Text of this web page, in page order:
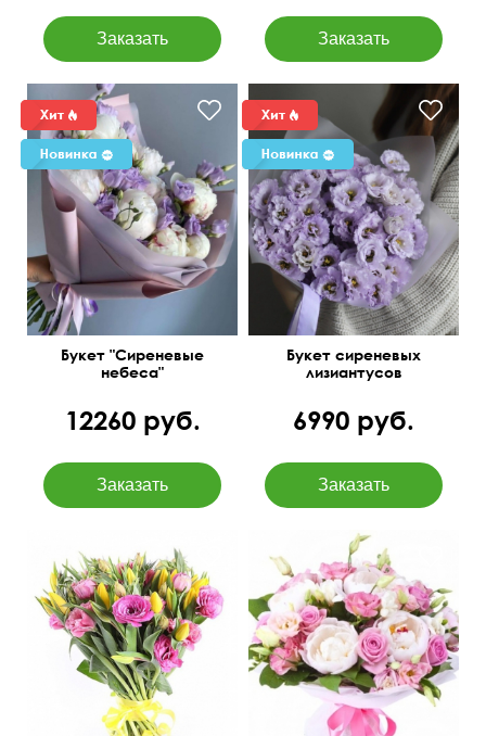
Белые пионы и сиреневые
лизиантусы
Букет "Сиреневые
небеса"
12260 руб.
Букет сиреневых
лизиантусов
6990 руб.
40 см 30 см
Paeonia, фрезии, розы,
лизиантус (эустома),
салал, фетр.
50 см
40 см